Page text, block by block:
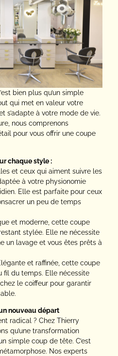
bien plus qu’un simple
qui met en valeur votre
s’adapte à votre mode de vie.
nous comprenons
pour vous offrir une coupe
chaque style :
et ceux qui aiment suivre les
à votre physionomie
Elle est parfaite pour ceux
un peu de temps
et moderne, cette coupe
stylée. Elle ne nécessite
un lavage et vous êtes prêts à
et raffinée, cette coupe
fil du temps. Elle nécessite
le coiffeur pour garantir
nouveau départ
radical ? Chez Thierry
qu’une transformation
simple coup de tête. C’est
Nos experts